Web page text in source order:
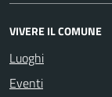
VIVERE IL COMUNE
Luoghi
Eventi